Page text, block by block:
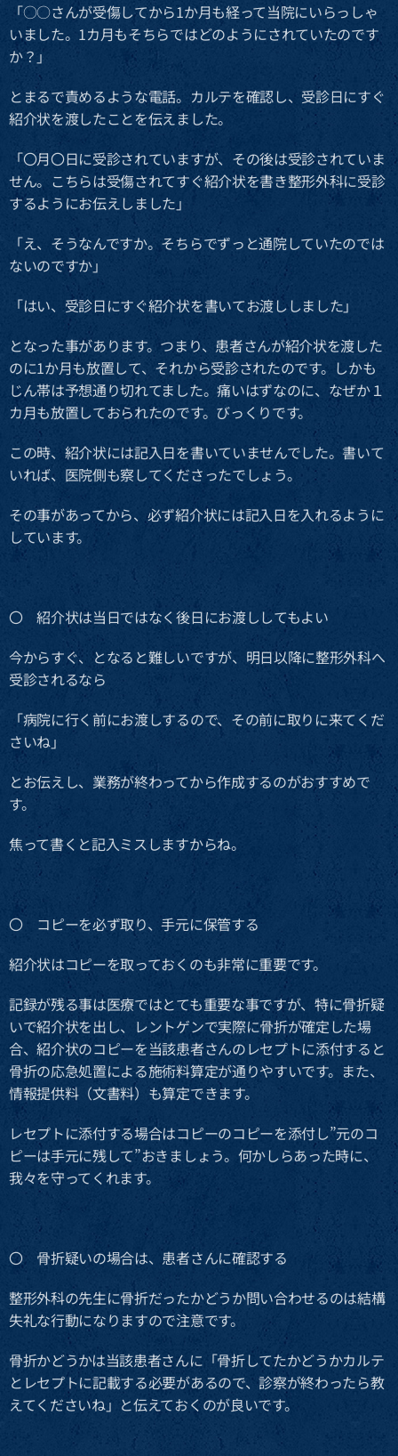
「○○さんが受傷してから1か月も経って当院にいらっしゃ
いました。1カ月もそちらではどのようにされていたのです
か？」
とまるで責めるような電話。カルテを確認し、受診日にすぐ
紹介状を渡したことを伝えました。
「〇月〇日に受診されていますが、その後は受診されていま
せん。こちらは受傷されてすぐ紹介状を書き整形外科に受診
するようにお伝えしました」
「え、そうなんですか。そちらでずっと通院していたのでは
ないのですか」
「はい、受診日にすぐ紹介状を書いてお渡ししました」
となった事があります。つまり、患者さんが紹介状を渡した
のに1か月も放置して、それから受診されたのです。しかも
じん帯は予想通り切れてました。痛いはずなのに、なぜか１
カ月も放置しておられたのです。びっくりです。
この時、紹介状には記入日を書いていませんでした。書いて
いれば、医院側も察してくださったでしょう。
その事があってから、必ず紹介状には記入日を入れるように
しています。
〇 紹介状は当日ではなく後日にお渡ししてもよい
今からすぐ、となると難しいですが、明日以降に整形外科へ
受診されるなら
「病院に行く前にお渡しするので、その前に取りに来てくだ
さいね」
とお伝えし、業務が終わってから作成するのがおすすめで
す。
焦って書くと記入ミスしますからね。
〇 コピーを必ず取り、手元に保管する
紹介状はコピーを取っておくのも非常に重要です。
記録が残る事は医療ではとても重要な事ですが、特に骨折疑
いで紹介状を出し、レントゲンで実際に骨折が確定した場
合、紹介状のコピーを当該患者さんのレセプトに添付すると
骨折の応急処置による施術料算定が通りやすいです。また、
情報提供料（文書料）も算定できます。
レセプトに添付する場合はコピーのコピーを添付し”元のコ
ピーは手元に残して”おきましょう。何かしらあった時に、
我々を守ってくれます。
〇 骨折疑いの場合は、患者さんに確認する
整形外科の先生に骨折だったかどうか問い合わせるのは結構
失礼な行動になりますので注意です。
骨折かどうかは当該患者さんに「骨折してたかどうかカルテ
とレセプトに記載する必要があるので、診察が終わったら教
えてくださいね」と伝えておくのが良いです。